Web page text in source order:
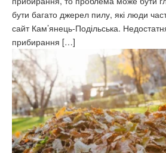
бути багато джерел пилу, які люди
сайт Кам’янець-Подільська.
прибирання […]